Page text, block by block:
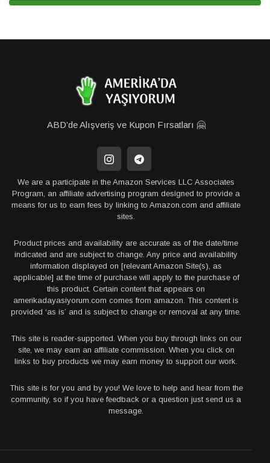
ABD’de Alışveriş ve Kupon Fırsatları 🤗
We are a participate in the Amazon Services LLC Associates
Program, an affiliate advertising program designed to provide a
means for us to earn fees by linking to Amazon.com and affiliate
sites.
Product prices and availability are accurate as of the date/time
indicated and are subject to change. Any price and availability
information displayed on [relevant Amazon Site(s), as
applicable] at the time of purchase will apply to the purchase of
this product. Certain content that appears on
amerikadayasiyorum.com comes from amazon. This content is
provided ‘as is’ and is subject to change or removal at any time.
This site is reader-supported. When you buy through links on our
site, we may earn an affiliate commission. When you click on
links to buy products we may earn money to support our work.
This site is for you and by you! We love to help and hear from the
community, so if you have feedback or a question just send us a
message.